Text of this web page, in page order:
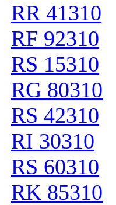
RR 41310
RF 92310
RS 15310
RG 80310
RS 42310
RI 30310
RS 60310
RK 85310